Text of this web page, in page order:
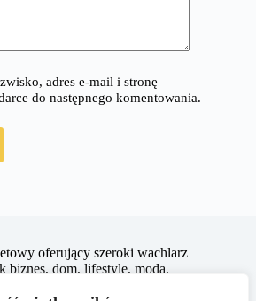
adres e-mail i stronę
do następnego komentowania.
oferujący szeroki wachlarz
biznes, dom, lifestyle, moda,